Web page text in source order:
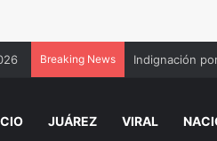
Breaking News Denuncian a
JUÁREZ VIRAL